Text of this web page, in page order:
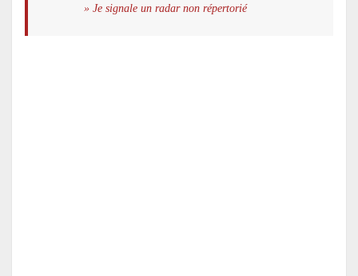
» Je signale un radar non répertorié